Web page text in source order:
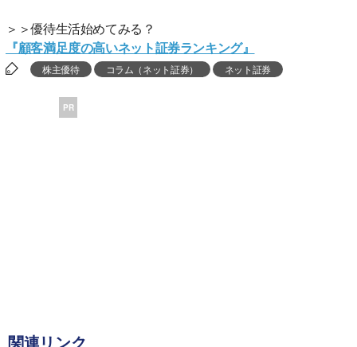
＞＞優待生活始めてみる？
『顧客満足度の高いネット証券ランキング』
株主優待 コラム（ネット証券） ネット証券
PR
関連リンク